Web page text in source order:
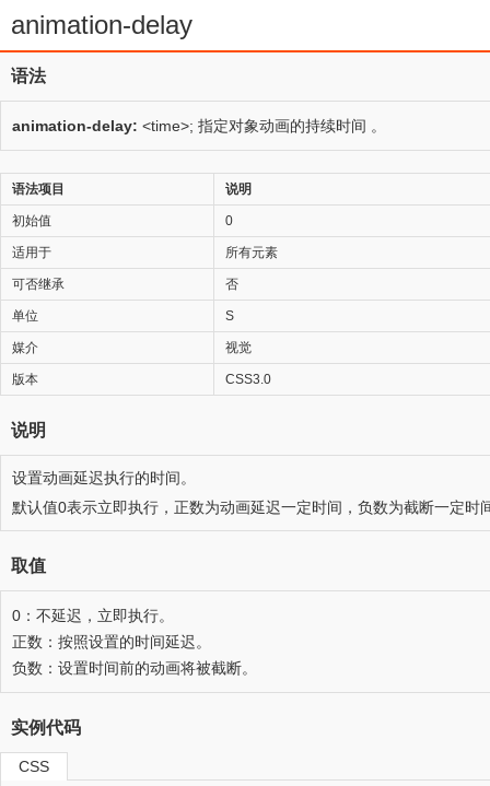
animation-delay
语法
animation-delay: <time>; 指定对象动画的持续时间 。
语法项目 说明
初始值 0
适用于 所有元素
可否继承 否
单位 S
媒介 视觉
版本 CSS3.0
说明
设置动画延迟执行的时间。
默认值0表示立即执行，正数为动画延迟一定时间，负数为截断一定时
取值
0：不延迟，立即执行。
正数：按照设置的时间延迟。
负数：设置时间前的动画将被截断。
实例代码
CSS